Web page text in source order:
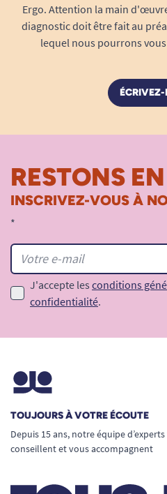
Ergo. Attention la main
diagnostic doit être fait au
lequel nous pourrons
ÉCRIVEZ-
RESTONS
INSCRIVEZ-VOUS À
*
J'accepte les conditions
confidentialité.
TOUJOURS À VOTRE ÉCOUTE
Depuis 15 ans, notre équipe
conseillent et vous accompagnent